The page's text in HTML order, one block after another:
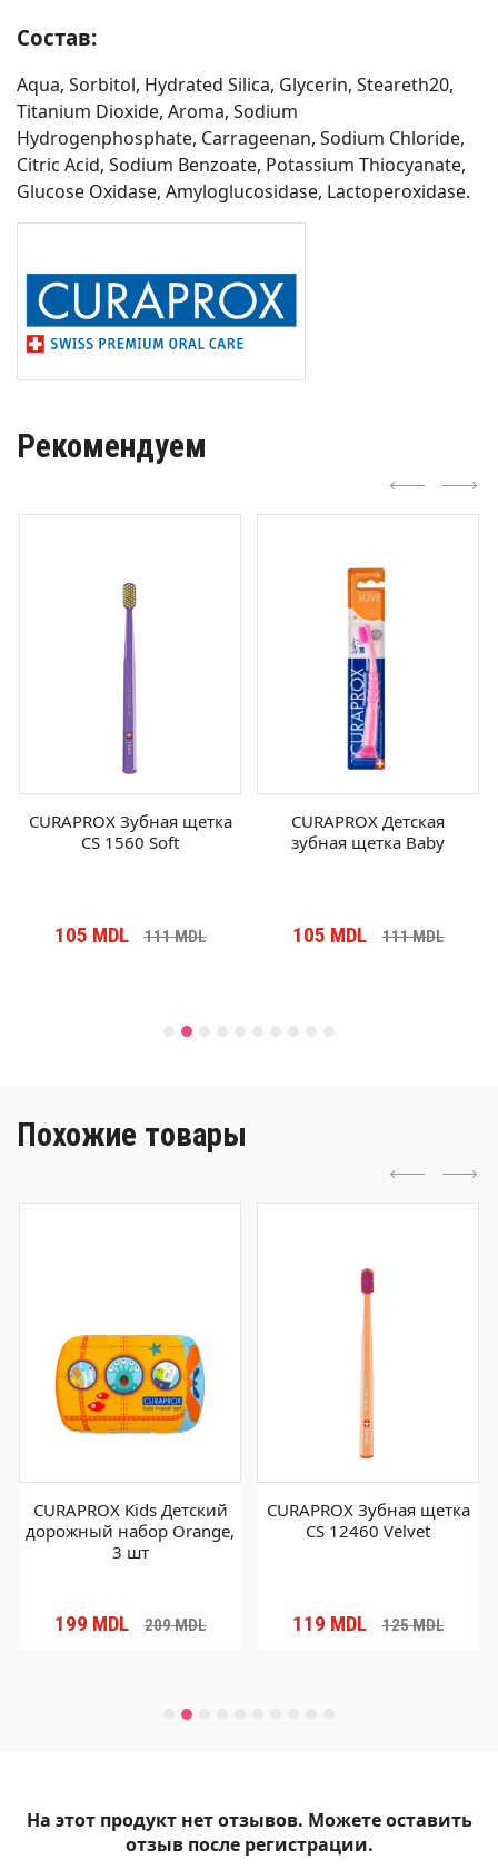
Состав:
Aqua, Sorbitol, Hydrated Silica, Glycerin, Steareth20,
Titanium Dioxide, Aroma, Sodium
Hydrogenphosphate, Carrageenan, Sodium Chloride,
Citric Acid, Sodium Benzoate, Potassium Thiocyanate,
Glucose Oxidase, Amyloglucosidase, Lactoperoxidase.
Рекомендуем
CURAPROX Зубная щетка
CS 1560 Soft
105 MDL 111MDL
CURAPROX Детская
зубная щетка Baby
105 MDL 111MDL
Похожие товары
CURAPROX Kids Детский
дорожный набор Orange,
3 шт
199 MDL 209MDL
CURAPROX Зубная щетка
CS 12460 Velvet
119 MDL 125MDL
На этот продукт нет отзывов. Можете оставить
отзыв после регистрации.